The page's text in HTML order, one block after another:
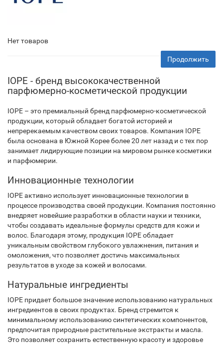
Нет товаров
Продолжить
IOPE - бренд высококачественной
парфюмерно-косметической продукции
IOPE – это премиальный бренд парфюмерно-косметической
продукции, который обладает богатой историей и
непререкаемым качеством своих товаров. Компания IOPE
была основана в Южной Корее более 20 лет назад и с тех пор
занимает лидирующие позиции на мировом рынке косметики
и парфюмерии.
Инновационные технологии
IOPE активно использует инновационные технологии в
процессе производства своей продукции. Компания постоянно
внедряет новейшие разработки в области науки и техники,
чтобы создавать идеальные формулы средств для кожи и
волос. Благодаря этому, продукция IOPE обладает
уникальным свойством глубокого увлажнения, питания и
омоложения, что позволяет достичь максимальных
результатов в уходе за кожей и волосами.
Натуральные ингредиенты
IOPE придает большое значение использованию натуральных
ингредиентов в своих продуктах. Бренд стремится к
минимальному использованию синтетических компонентов,
предпочитая природные растительные экстракты и масла.
Это позволяет сохранить естественную красоту и здоровье